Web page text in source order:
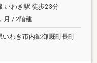
いわき駅 徒歩23分
月 / 2階建
いわき市内郷御厩町長町